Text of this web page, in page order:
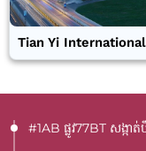
Tian Yi
#1AB ផ្លូវ77BT​ សង្កា